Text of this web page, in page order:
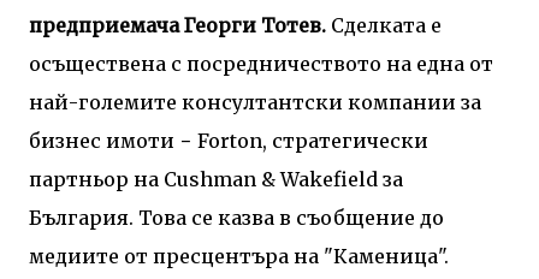
предприемача Георги Тотев. Сделката е
осъществена с посредничеството на една от
най-големите консултантски компании за
бизнес имоти − Forton, стратегически
партньор на Cushman & Wakefield за
България. Това се казва в съобщение до
медиите от пресцентъра на "Каменица".